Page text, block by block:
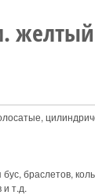
желтый
браслетов,
т.д.